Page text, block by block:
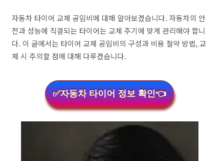
자동차 타이어 교체 공임비에 대해 알아보겠습니다. 자동차의 안
전과 성능에 직결되는 타이어는 교체 주기에 맞게 관리해야 합니
다. 이 글에서는 타이어 교체 공임비의 구성과 비용 절약 방법, 교
체 시 주의할 점에 대해 다루겠습니다.
✅자동차 타이어 정보 확인👈